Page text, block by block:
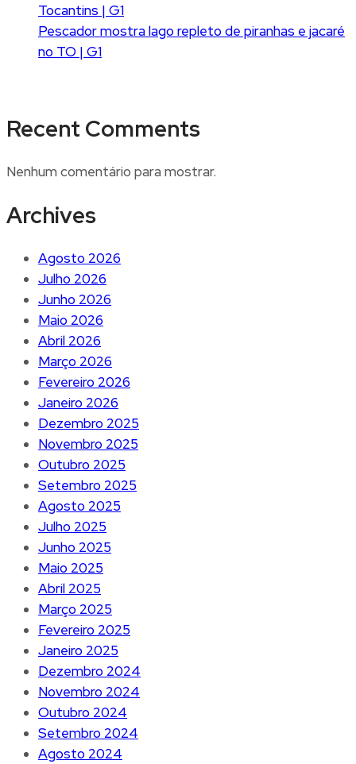
Tocantins | G1
Pescador mostra lago repleto de piranhas e jacaré
no TO | G1
Recent Comments
Nenhum comentário para mostrar.
Archives
Agosto 2026
Julho 2026
Junho 2026
Maio 2026
Abril 2026
Março 2026
Fevereiro 2026
Janeiro 2026
Dezembro 2025
Novembro 2025
Outubro 2025
Setembro 2025
Agosto 2025
Julho 2025
Junho 2025
Maio 2025
Abril 2025
Março 2025
Fevereiro 2025
Janeiro 2025
Dezembro 2024
Novembro 2024
Outubro 2024
Setembro 2024
Agosto 2024